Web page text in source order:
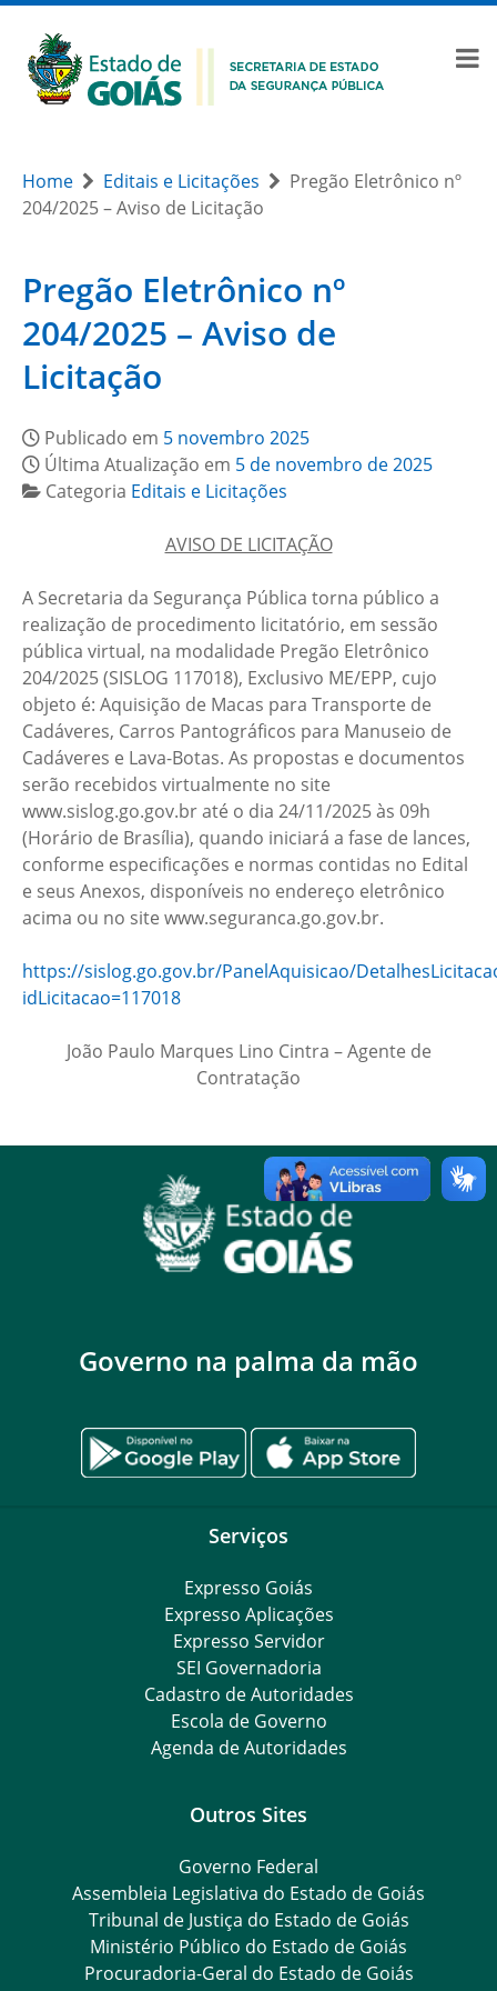
Home Editais e Licitações
Pregão Eletrônico nº
204/2025 – Aviso de Licitação
Pregão Eletrônico nº
204/2025 – Aviso de
Licitação
Publicado em 5 novembro 2025
Última Atualização em 5 de novembro de 2025
Categoria Editais e Licitações
AVISO DE LICITAÇÃO
A Secretaria da Segurança Pública torna público a
realização de procedimento licitatório, em sessão
pública virtual, na modalidade Pregão Eletrônico
204/2025 (SISLOG 117018), Exclusivo ME/EPP, cujo
objeto é: Aquisição de Macas para Transporte de
Cadáveres, Carros Pantográficos para Manuseio de
Cadáveres e Lava-Botas. As propostas e documentos
serão recebidos virtualmente no site
www.sislog.go.gov.br até o dia 24/11/2025 às 09h
(Horário de Brasília), quando iniciará a fase de lances,
conforme especificações e normas contidas no Edital
e seus Anexos, disponíveis no endereço eletrônico
acima ou no site www.seguranca.go.gov.br.
https://sislog.go.gov.br/PanelAquisicao/
idLicitacao=117018
João Paulo Marques Lino Cintra – Agente de
Contratação
Governo na palma da mão
Serviços
Expresso Goiás
Expresso Aplicações
Expresso Servidor
SEI Governadoria
Cadastro de Autoridades
Escola de Governo
Agenda de Autoridades
Outros Sites
Governo Federal
Assembleia Legislativa do Estado de Goiás
Tribunal de Justiça do Estado de Goiás
Ministério Público do Estado de Goiás
Procuradoria-Geral do Estado de Goiás